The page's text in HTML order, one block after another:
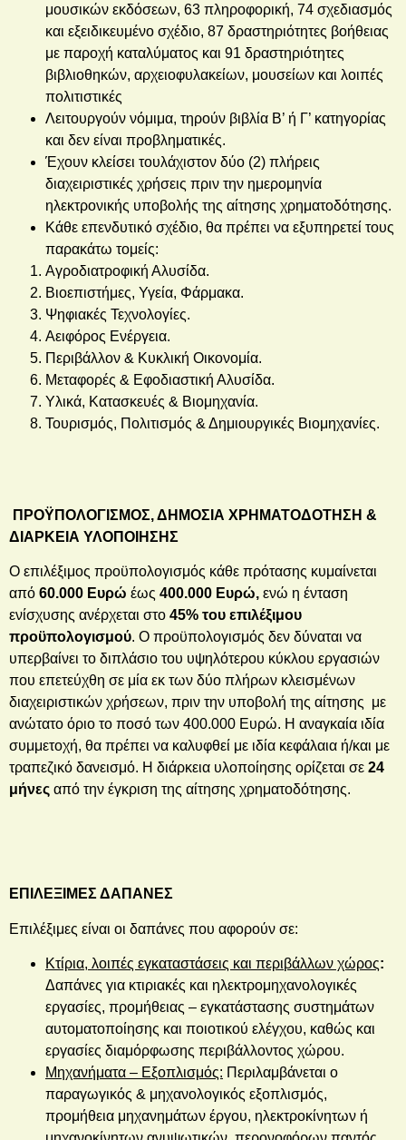
μουσικών εκδόσεων, 63 πληροφορική, 74 σχεδιασμός
και εξειδικευμένο σχέδιο, 87 δραστηριότητες βοήθειας
με παροχή καταλύματος και 91 δραστηριότητες
βιβλιοθηκών, αρχειοφυλακείων, μουσείων και λοιπές
πολιτιστικές
Λειτουργούν νόμιμα, τηρούν βιβλία Β’ ή Γ’ κατηγορίας
και δεν είναι προβληματικές.
Έχουν κλείσει τουλάχιστον δύο (2) πλήρεις
διαχειριστικές χρήσεις πριν την ημερομηνία
ηλεκτρονικής υποβολής της αίτησης χρηματοδότησης.
Κάθε επενδυτικό σχέδιο, θα πρέπει να εξυπηρετεί τους
παρακάτω τομείς:
Αγροδιατροφική Αλυσίδα.
Βιοεπιστήμες, Υγεία, Φάρμακα.
Ψηφιακές Τεχνολογίες.
Αειφόρος Ενέργεια.
Περιβάλλον & Κυκλική Οικονομία.
Μεταφορές & Εφοδιαστική Αλυσίδα.
Υλικά, Κατασκευές & Βιομηχανία.
Τουρισμός, Πολιτισμός & Δημιουργικές Βιομηχανίες.
ΠΡΟΫΠΟΛΟΓΙΣΜΟΣ, ΔΗΜΟΣΙΑ ΧΡΗΜΑΤΟΔΟΤΗΣΗ &
ΔΙΑΡΚΕΙΑ ΥΛΟΠΟΙΗΣΗΣ
Ο επιλέξιμος προϋπολογισμός κάθε πρότασης κυμαίνεται
από 60.000 Ευρώ έως 400.000 Ευρώ, ενώ η ένταση
ενίσχυσης ανέρχεται στο 45% του επιλέξιμου
προϋπολογισμού. Ο προϋπολογισμός δεν δύναται να
υπερβαίνει το διπλάσιο του υψηλότερου κύκλου εργασιών
που επετεύχθη σε μία εκ των δύο πλήρων κλεισμένων
διαχειριστικών χρήσεων, πριν την υποβολή της αίτησης με
ανώτατο όριο το ποσό των 400.000 Ευρώ. Η αναγκαία ιδία
συμμετοχή, θα πρέπει να καλυφθεί με ιδία κεφάλαια ή/και με
τραπεζικό δανεισμό. Η διάρκεια υλοποίησης ορίζεται σε 24
μήνες από την έγκριση της αίτησης χρηματοδότησης.
ΕΠΙΛΕΞΙΜΕΣ ΔΑΠΑΝΕΣ
Επιλέξιμες είναι οι δαπάνες που αφορούν σε:
Κτίρια, λοιπές εγκαταστάσεις και περιβάλλων χώρος:
Δαπάνες για κτιριακές και ηλεκτρομηχανολογικές
εργασίες, προμήθειας – εγκατάστασης συστημάτων
αυτοματοποίησης και ποιοτικού ελέγχου, καθώς και
εργασίες διαμόρφωσης περιβάλλοντος χώρου.
Μηχανήματα – Εξοπλισμός: Περιλαμβάνεται ο
παραγωγικός & μηχανολογικός εξοπλισμός,
προμήθεια μηχανημάτων έργου, ηλεκτροκίνητων ή